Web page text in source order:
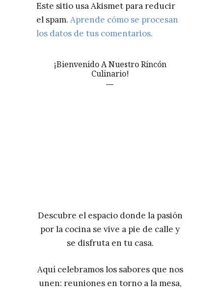
Este sitio usa Akismet para reducir
el spam. Aprende cómo se procesan
los datos de tus comentarios.
¡Bienvenido A Nuestro Rincón
Culinario!
Descubre el espacio donde la pasión
por la cocina se vive a pie de calle y
se disfruta en tu casa.
Aquí celebramos los sabores que nos
unen: reuniones en torno a la mesa,